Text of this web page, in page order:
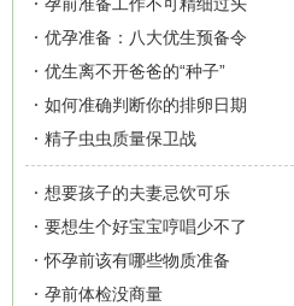
优孕准备：八大优生预备令
优生离不开爸爸的“种子”
如何准确判断你的排卵日期
精子虫虫质量保卫战
想要孩子的夫妻忌饮可乐
要想生个好宝宝哼唱少不了
怀孕前该有哪些物质准备
孕前体检没商量